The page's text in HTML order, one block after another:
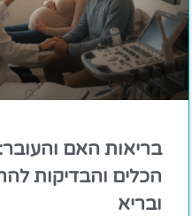
בריאות האם
הכלים והבדיקות
ובריא